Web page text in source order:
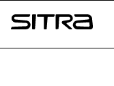
Siirry
suoraan
Sitra